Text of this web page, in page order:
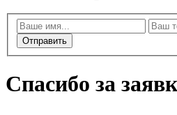
Отправить
Спасибо за